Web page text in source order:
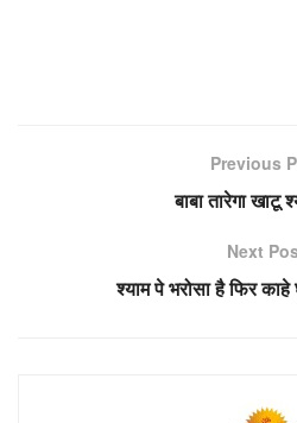
Previous
बाबा तारेगा खाटू
Next
श्याम पे भरोसा है फिर काहे